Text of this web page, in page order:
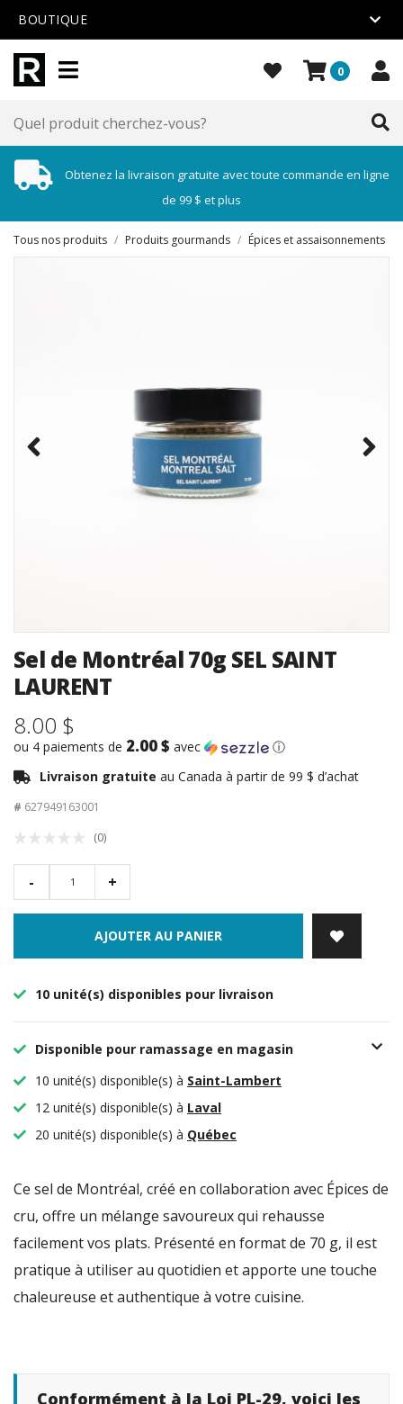
BOUTIQUE
0
Obtenez la livraison gratuite avec toute commande en ligne
de 99 $ et plus
Tous nos produits / Produits gourmands / Épices et assaisonnements
Sel de Montréal 70g SEL SAINT
LAURENT
8.00 $
ou 4 paiements de 2.00 $ avec
ⓘ
Livraison gratuite au Canada à partir de 99 $ d’achat
# 627949163001
(0)
- +
AJOUTER AU PANIER
10 unité(s) disponibles pour livraison
Disponible pour ramassage en magasin
10 unité(s) disponible(s) à Saint-Lambert
12 unité(s) disponible(s) à Laval
20 unité(s) disponible(s) à Québec
Ce sel de Montréal, créé en collaboration avec Épices de
cru, offre un mélange savoureux qui rehausse
facilement vos plats. Présenté en format de 70 g, il est
pratique à utiliser au quotidien et apporte une touche
chaleureuse et authentique à votre cuisine.
Conformément à la Loi PL-29, voici les